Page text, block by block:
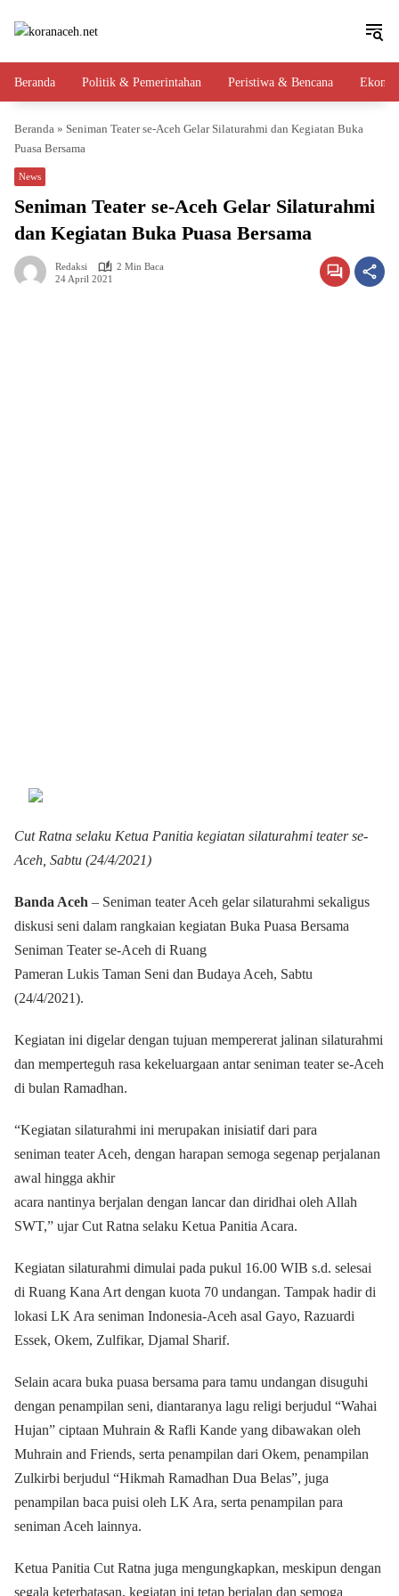
Beranda Politik & Pemerintahan Peristiwa & Bencana
Beranda » Seniman Teater se-Aceh Gelar Silaturahmi dan Kegiatan Buka
Puasa Bersama
News
Seniman Teater se-Aceh Gelar Silaturahmi
dan Kegiatan Buka Puasa Bersama
Redaksi
2 Min Baca
24 April 2021
Cut Ratna selaku Ketua Panitia kegiatan silaturahmi teater se-
Aceh, Sabtu (24/4/2021)
Banda Aceh – Seniman teater Aceh gelar silaturahmi sekaligus
diskusi seni dalam rangkaian kegiatan Buka Puasa Bersama
Seniman Teater se-Aceh di Ruang
Pameran Lukis Taman Seni dan Budaya Aceh, Sabtu
(24/4/2021).
Kegiatan ini digelar dengan tujuan mempererat jalinan silaturahmi
dan memperteguh rasa kekeluargaan antar seniman teater se-Aceh
di bulan Ramadhan.
“Kegiatan silaturahmi ini merupakan inisiatif dari para
seniman teater Aceh, dengan harapan semoga segenap perjalanan
awal hingga akhir
acara nantinya berjalan dengan lancar dan diridhai oleh Allah
SWT,” ujar Cut Ratna selaku Ketua Panitia Acara.
Kegiatan silaturahmi dimulai pada pukul 16.00 WIB s.d. selesai
di Ruang Kana Art dengan kuota 70 undangan. Tampak hadir di
lokasi LK Ara seniman Indonesia-Aceh asal Gayo, Razuardi
Essek, Okem, Zulfikar, Djamal Sharif.
Selain acara buka puasa bersama para tamu undangan disuguhi
dengan penampilan seni, diantaranya lagu religi berjudul “Wahai
Hujan” ciptaan Muhrain & Rafli Kande yang dibawakan oleh
Muhrain and Friends, serta penampilan dari Okem, penampilan
Zulkirbi berjudul “Hikmah Ramadhan Dua Belas”, juga
penampilan baca puisi oleh LK Ara, serta penampilan para
seniman Aceh lainnya.
Ketua Panitia Cut Ratna juga mengungkapkan, meskipun dengan
segala keterbatasan, kegiatan ini tetap berjalan dan semoga